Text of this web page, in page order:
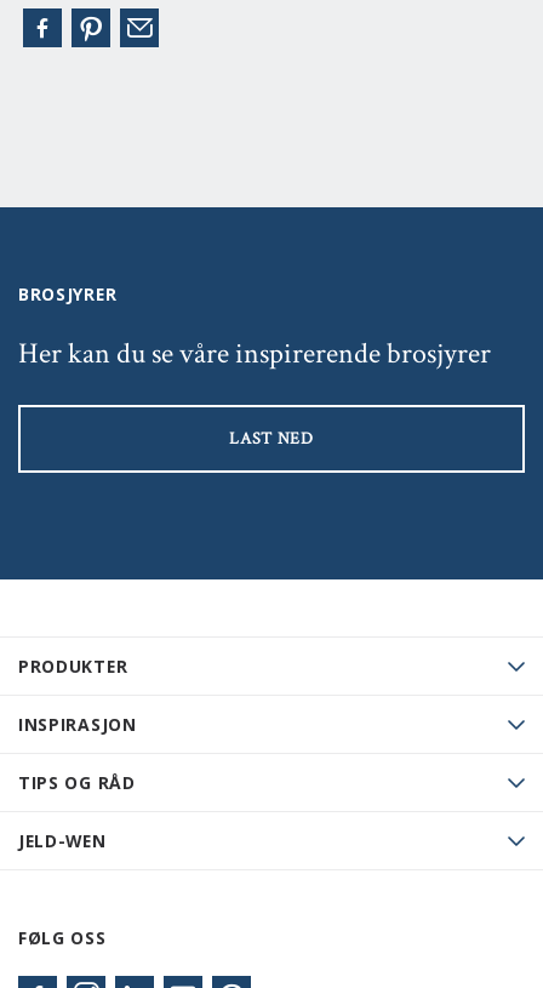
PRODUKTER
INSPIRASJON
TIPS OG RÅD
JELD-WEN
FØLG OSS
BROSJYRER
Her kan du se våre inspirerende brosjyrer
LAST NED